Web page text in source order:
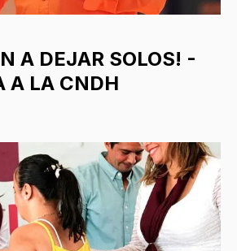
A DEJAR SOLOS! -
A LA CNDH